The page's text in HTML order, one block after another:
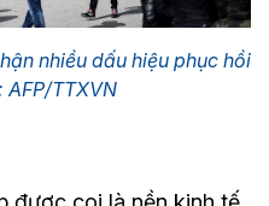
nhiều dấu hiệu phục hồi
AFP/TTXVN